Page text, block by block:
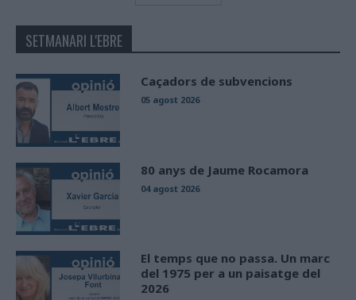
SETMANARI L'EBRE
Caçadors de subvencions
05 agost 2026
80 anys de Jaume Rocamora
04 agost 2026
El temps que no passa. Un marc
del 1975 per a un paisatge del
2026